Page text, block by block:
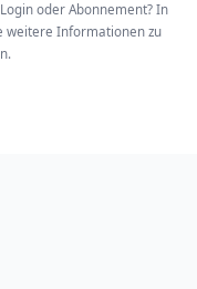
oder Abonnement? In
weitere Informationen zu